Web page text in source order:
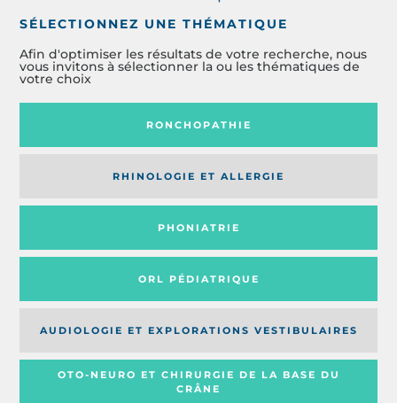
SÉLECTIONNEZ UNE THÉMATIQUE
Afin d'optimiser les résultats de votre recherche, nous
vous invitons à sélectionner la ou les thématiques de
votre choix
RONCHOPATHIE
RHINOLOGIE ET ALLERGIE
PHONIATRIE
ORL PÉDIATRIQUE
AUDIOLOGIE ET EXPLORATIONS VESTIBULAIRES
OTO-NEURO ET CHIRURGIE DE LA BASE DU
CRÂNE